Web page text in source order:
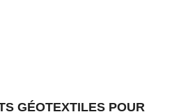
GÉOTEXTILES POUR